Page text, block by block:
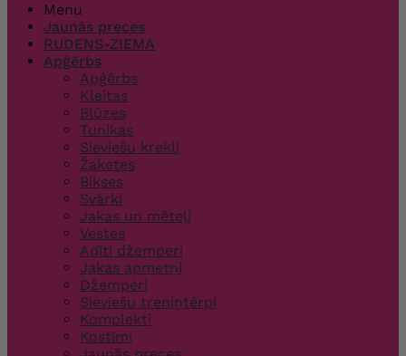
Menu
Jaunās preces
RUDENS-ZIEMA
Apģērbs
Apģērbs
Kleitas
Blūzes
Tunikas
Sieviešu krekli
Žaketes
Bikses
Svārki
Jakas un mēteļi
Vestes
Adīti džemperi
Jakas apmetņi
Džemperi
Sieviešu treniņtērpi
Komplekti
Kostīmi